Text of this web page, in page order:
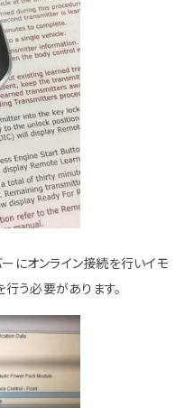
にオンライン接続を行いイモ
う必要があります。